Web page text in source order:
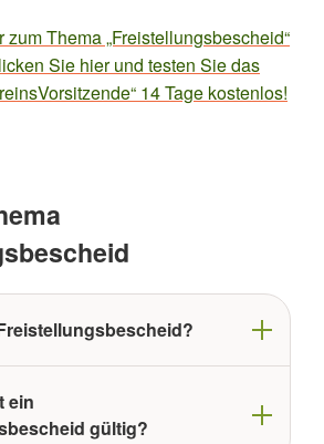
zum Thema „Freistellungsbescheid“
Sie hier und testen Sie das
14 Tage kostenlos!
ein
gültig?